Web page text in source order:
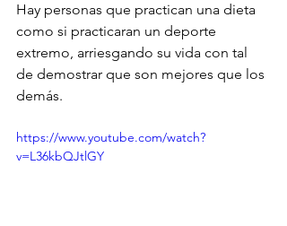
Hay personas que practican una dieta
como si practicaran un deporte
extremo, arriesgando su vida con tal
de demostrar que son mejores que los
demás.
https://www.youtube.com/watch?
v=L36kbQJtlGY